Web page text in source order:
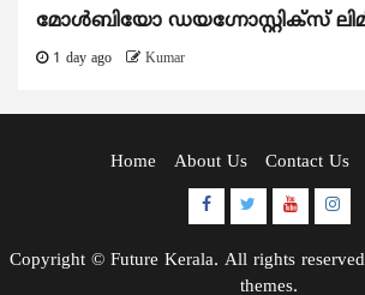
മോൾബിയോ ഡയഗ്നോസ്റ്റിക്സ്
1 day ago Kumar
Home About Us Contact Us
Facebook
TwitterYoutube
Copyright © Future Kerala. All rights
themes.